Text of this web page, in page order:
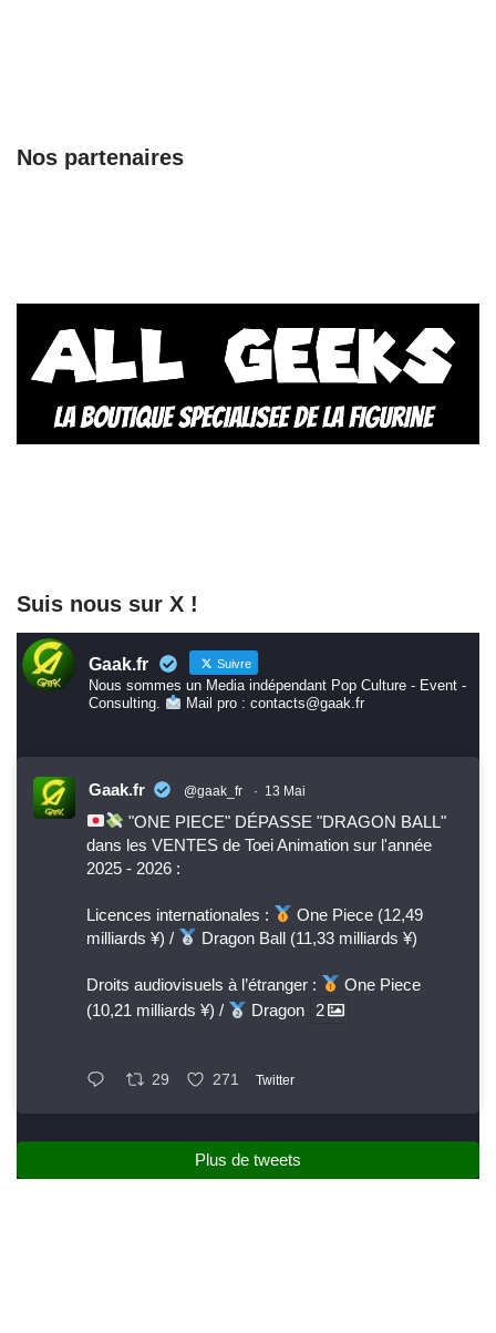
Nos partenaires
Suis nous sur X !
Gaak.fr Suivre
Nous sommes un Media indépendant Pop Culture - Event -
Consulting.
Mail pro : contacts@gaak.fr
Gaak.fr @gaak_fr · 13 Mai
"ONE PIECE" DÉPASSE "DRAGON BALL"
dans les VENTES de Toei Animation sur l'année
2025 - 2026 :
Licences internationales :
One Piece (12,49
milliards ¥) /
Dragon Ball (11,33 milliards ¥)
Droits audiovisuels à l’étranger :
One Piece
(10,21 milliards ¥) /
Dragon 2
29 271 Twitter
Plus de tweets